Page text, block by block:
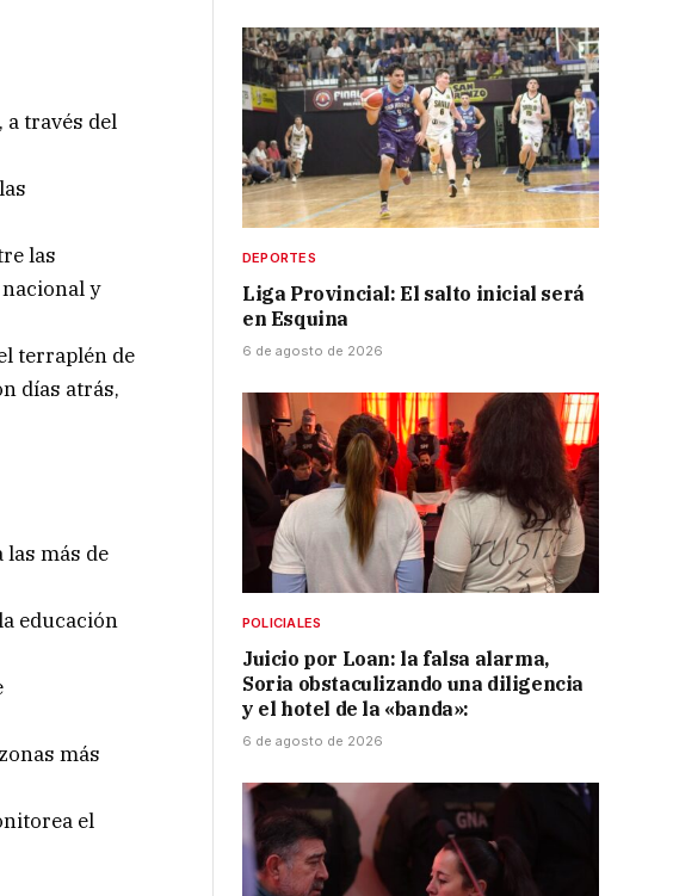
través del
las
y
terraplén de
días atrás,
las más de
educación
más
el
DEPORTES
Liga Provincial: El salto inicial será
en Esquina
6 de agosto de 2026
POLICIALES
Juicio por Loan: la falsa alarma,
Soria obstaculizando una diligencia
y el hotel de la «banda»:
6 de agosto de 2026